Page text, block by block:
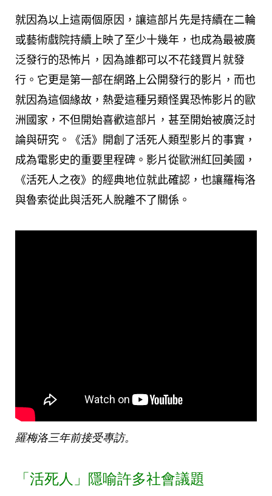
就因為以上這兩個原因，讓這部片先是持續在二輪
或藝術戲院持續上映了至少十幾年，也成為最被廣
泛發行的恐怖片，因為誰都可以不花錢買片就發
行。它更是第一部在網路上公開發行的影片，而也
就因為這個緣故，熱愛這種另類怪異恐怖影片的歐
洲國家，不但開始喜歡這部片，甚至開始被廣泛討
論與研究。《活》開創了活死人類型影片的事實，
成為電影史的重要里程碑。影片從歐洲紅回美國，
《活死人之夜》的經典地位就此確認，也讓羅梅洛
與魯索從此與活死人脫離不了關係。
羅梅洛三年前接受專訪。
「活死人」隱喻許多社會議題